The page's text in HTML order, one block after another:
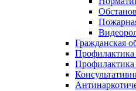
Гражданская
Профилактика